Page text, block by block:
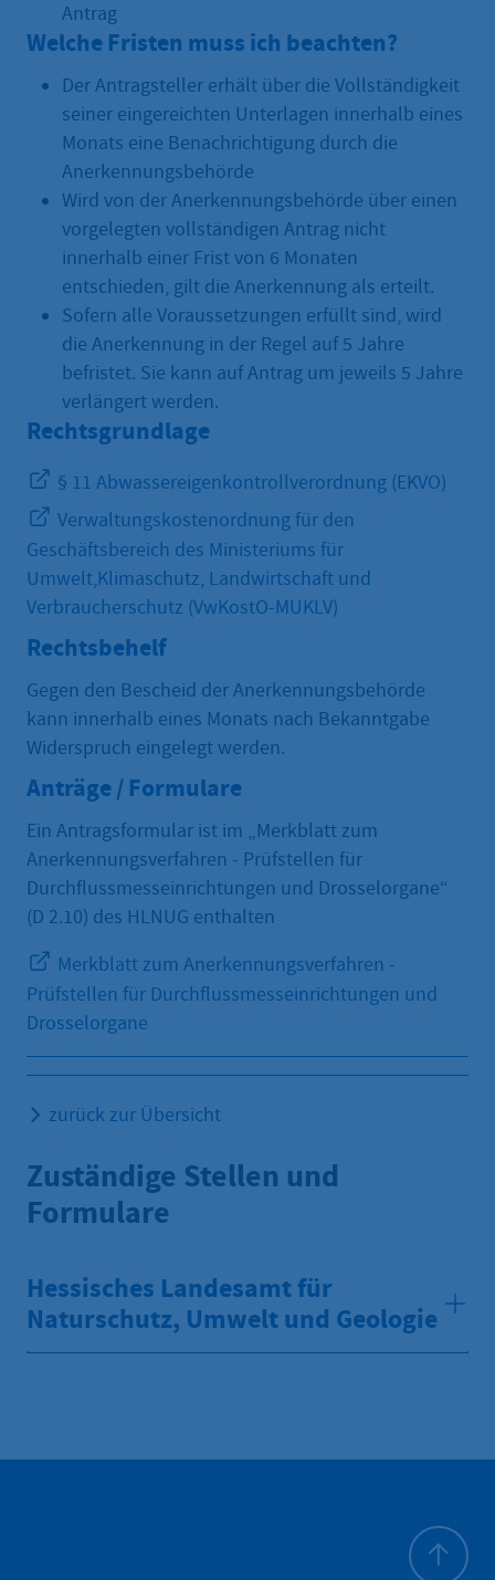
Antrag
Welche Fristen muss ich beachten?
Der Antragsteller erhält über die Vollständigkeit
seiner eingereichten Unterlagen innerhalb eines
Monats eine Benachrichtigung durch die
Anerkennungsbehörde
Wird von der Anerkennungsbehörde über einen
vorgelegten vollständigen Antrag nicht
innerhalb einer Frist von 6 Monaten
entschieden, gilt die Anerkennung als erteilt.
Sofern alle Voraussetzungen erfüllt sind, wird
die Anerkennung in der Regel auf 5 Jahre
befristet. Sie kann auf Antrag um jeweils 5 Jahre
verlängert werden.
Rechtsgrundlage
§ 11 Abwassereigenkontrollverordnung (EKVO)
Verwaltungskostenordnung für den
Geschäftsbereich des Ministeriums für
Umwelt,Klimaschutz, Landwirtschaft und
Verbraucherschutz (VwKostO-MUKLV)
Rechtsbehelf
Gegen den Bescheid der Anerkennungsbehörde
kann innerhalb eines Monats nach Bekanntgabe
Widerspruch eingelegt werden.
Anträge / Formulare
Ein Antragsformular ist im „Merkblatt zum
Anerkennungsverfahren - Prüfstellen für
Durchflussmesseinrichtungen und Drosselorgane“
(D 2.10) des HLNUG enthalten
Merkblatt zum Anerkennungsverfahren -
Prüfstellen für Durchflussmesseinrichtungen und
Drosselorgane
zurück zur Übersicht
Zuständige Stellen und
Formulare
Hessisches Landesamt für
Naturschutz, Umwelt und Geologie